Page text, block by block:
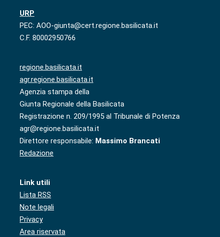
URP
PEC: AOO-giunta@cert.regione.basilicata.it
C.F. 80002950766
regione.basilicata.it
agr.regione.basilicata.it
Agenzia stampa della
Giunta Regionale della Basilicata
Registrazione n. 209/1995 al Tribunale di Potenza
agr@regione.basilicata.it
Direttore responsabile: Massimo Brancati
Redazione
Link utili
Lista RSS
Note legali
Privacy
Area riservata